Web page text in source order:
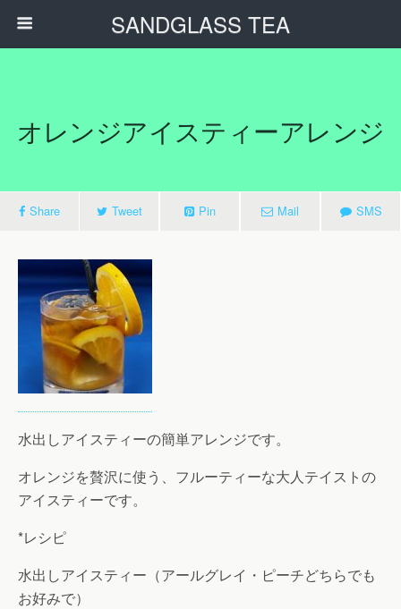
SANDGLASS TEA
オレンジアイスティーアレンジ
Share Tweet Pin Mail SMS
水出しアイスティーの簡単アレンジです。
オレンジを贅沢に使う、フルーティーな大人テイストの
アイスティーです。
*レシピ
水出しアイスティー（アールグレイ・ピーチどちらでも
お好みで）